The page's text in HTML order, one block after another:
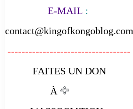
E-MAIL :
contact@kingofkongoblog.com
-----------------------------------
FAITES UN DON
À 🦅